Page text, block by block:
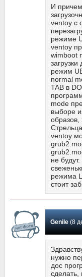
И
ventoy с
режиме
ventoy
wimboot
режим
normal
TAB в
mode
выборе
образов,
ventoy
не
режима
стоит
Genile(8
нужно
дос
сделать,